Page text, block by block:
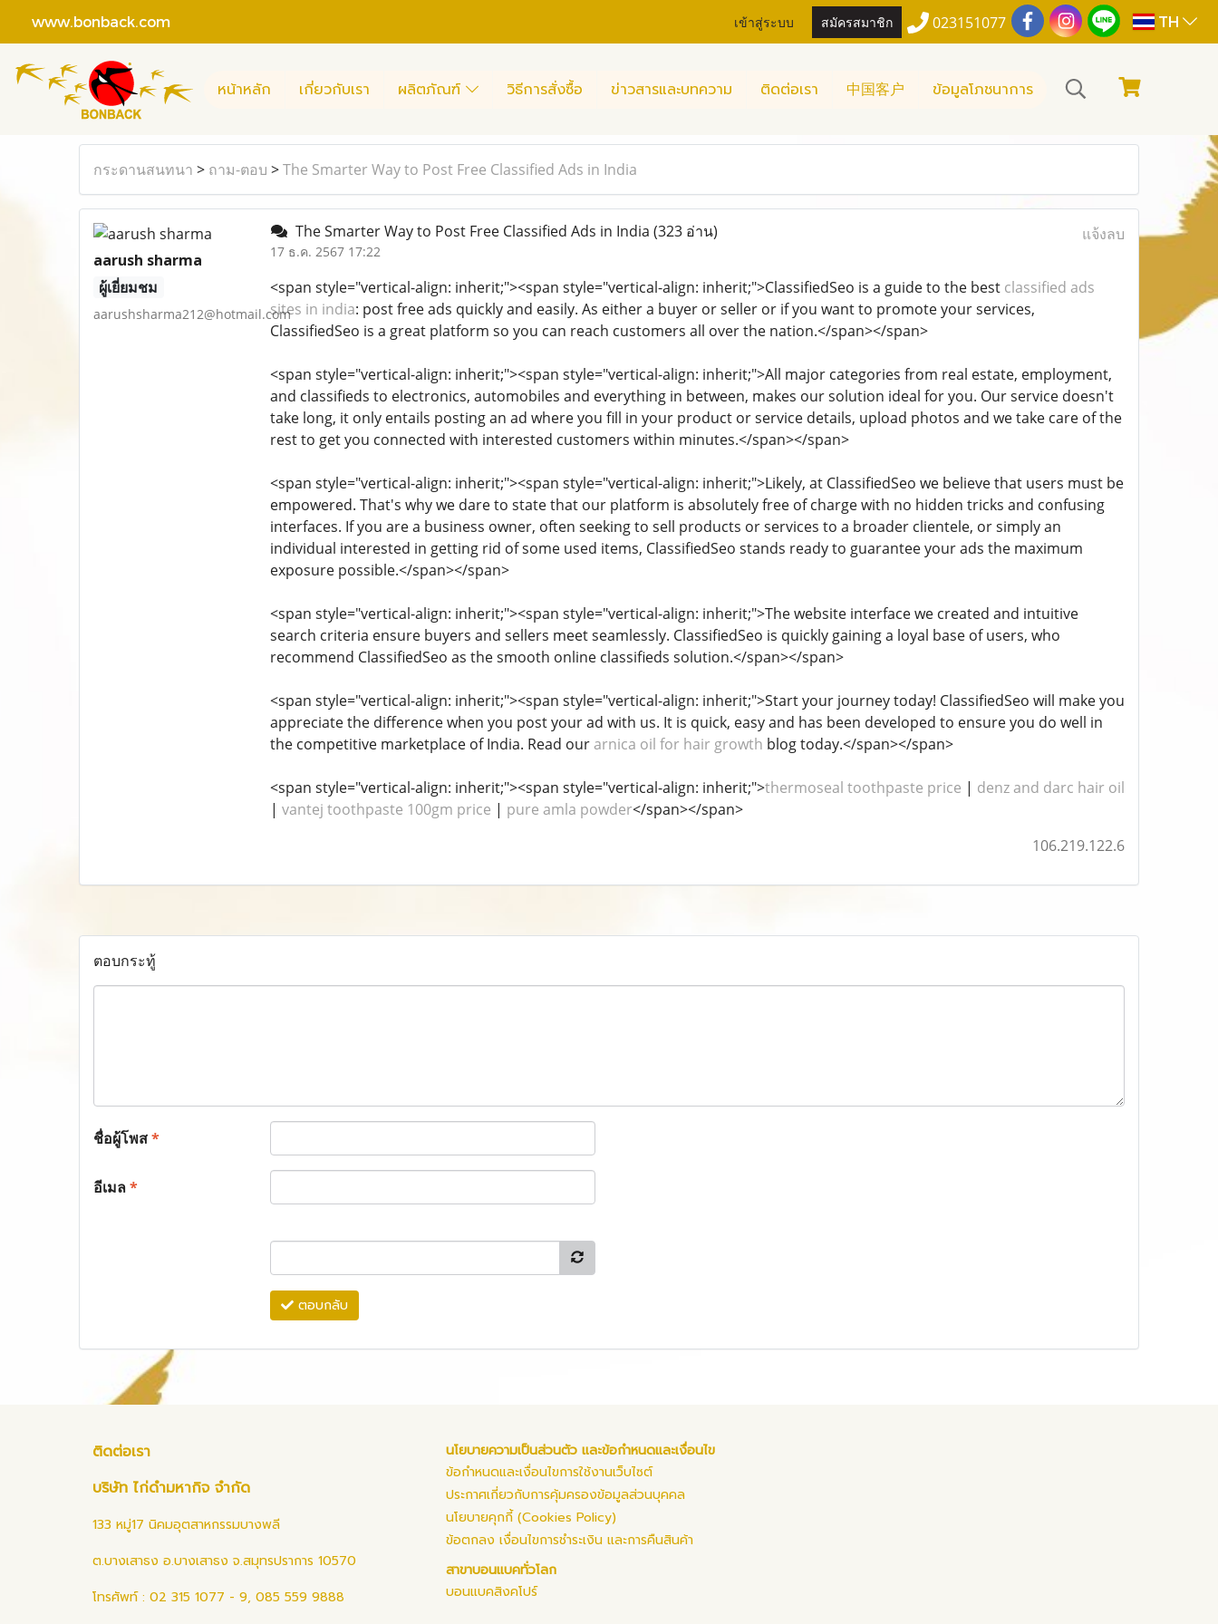
www.bonback.com เข้าสู่ระบบ สมัครสมาชิก 023151077 TH
หน้าหลัก เกี่ยวกับเรา ผลิตภัณฑ์ วิธีการสั่งซื้อ ข่าวสารและบทความ ติดต่อเรา 中国客户 ข้อมูลโภชนาการ
กระดานสนทนา > ถาม-ตอบ >The Smarter Way to Post Free Classified Ads in India
aarush sharma
ผู้เยี่ยมชม
aarushsharma212@hotmail.com
The Smarter Way to Post Free Classified Ads in India (323 อ่าน)
17 ธ.ค. 2567 17:22
แจ้งลบ
<span style="vertical-align: inherit;"><span style="vertical-align: inherit;">ClassifiedSeo is a guide to the best classified ads
sites in india: post free ads quickly and easily. As either a buyer or seller or if you want to promote your services,
ClassifiedSeo is a great platform so you can reach customers all over the nation.</span></span>
<span style="vertical-align: inherit;"><span style="vertical-align: inherit;">All major categories from real estate, employment,
and classifieds to electronics, automobiles and everything in between, makes our solution ideal for you. Our service doesn't
take long, it only entails posting an ad where you fill in your product or service details, upload photos and we take care of the
rest to get you connected with interested customers within minutes.</span></span>
<span style="vertical-align: inherit;"><span style="vertical-align: inherit;">Likely, at ClassifiedSeo we believe that users must be
empowered. That's why we dare to state that our platform is absolutely free of charge with no hidden tricks and confusing
interfaces. If you are a business owner, often seeking to sell products or services to a broader clientele, or simply an
individual interested in getting rid of some used items, ClassifiedSeo stands ready to guarantee your ads the maximum
exposure possible.</span></span>
<span style="vertical-align: inherit;"><span style="vertical-align: inherit;">The website interface we created and intuitive
search criteria ensure buyers and sellers meet seamlessly. ClassifiedSeo is quickly gaining a loyal base of users, who
recommend ClassifiedSeo as the smooth online classifieds solution.</span></span>
<span style="vertical-align: inherit;"><span style="vertical-align: inherit;">Start your journey today! ClassifiedSeo will make you
appreciate the difference when you post your ad with us. It is quick, easy and has been developed to ensure you do well in
the competitive marketplace of India. Read our arnica oil for hair growth blog today.</span></span>
<span style="vertical-align: inherit;"><span style="vertical-align: inherit;">thermoseal toothpaste price | denz and darc hair oil
| vantej toothpaste 100gm price | pure amla powder</span></span>
106.219.122.6
ตอบกระทู้
ชื่อผู้โพส*
อีเมล*
ตอบกลับ
ติดต่อเรา
บริษัท ไก่ดำมหากิจ จำกัด
133 หมู่17 นิคมอุตสาหกรรมบางพลี
ต.บางเสาธง อ.บางเสาธง จ.สมุทรปราการ 10570
โทรศัพท์ : 02 315 1077 - 9, 085 559 9888
นโยบายความเป็นส่วนตัว และข้อกำหนดและเงื่อนไข
ข้อกำหนดและเงื่อนไขการใช้งานเว็บไซต์
ประกาศเกี่ยวกับการคุ้มครองข้อมูลส่วนบุคคล
นโยบายคุกกี้ (Cookies Policy)
ข้อตกลง เงื่อนไขการชำระเงิน และการคืนสินค้า
สาขาบอนแบคทั่วโลก
บอนแบคสิงคโปร์